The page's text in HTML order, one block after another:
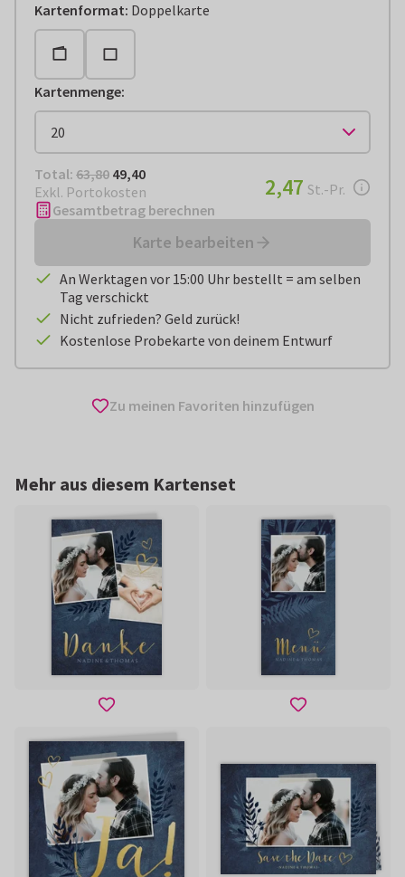
Kartenformat: Doppelkarte
Kartenmenge:
Total: € 49,40
Total: 63,80 49,40
Exkl. Portokosten
€ 2,47pro Stück
2,47 St.-Pr.
Gesamtbetrag berechnen
Karte bearbeiten
An Werktagen vor 15:00 Uhr bestellt = am selben
Tag verschickt
Nicht zufrieden? Geld zurück!
Kostenlose Probekarte von deinem Entwurf
Zu meinen Favoriten hinzufügen
Mehr aus diesem Kartenset